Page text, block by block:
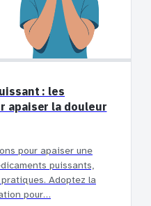
: les
apaiser la douleur
pour apaiser une
puissants,
Adoptez la
pour…